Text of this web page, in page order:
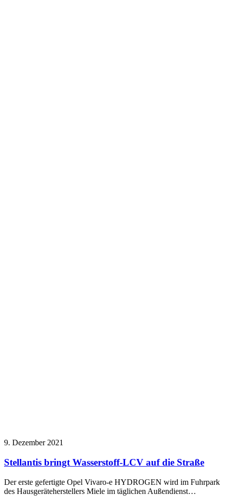
9. Dezember 2021
Stellantis bringt Wasserstoff-LCV auf die Straße
Der erste gefertigte Opel Vivaro-e HYDROGEN wird im Fuhrpark
des Hausgeräteherstellers Miele im täglichen Außendienst…